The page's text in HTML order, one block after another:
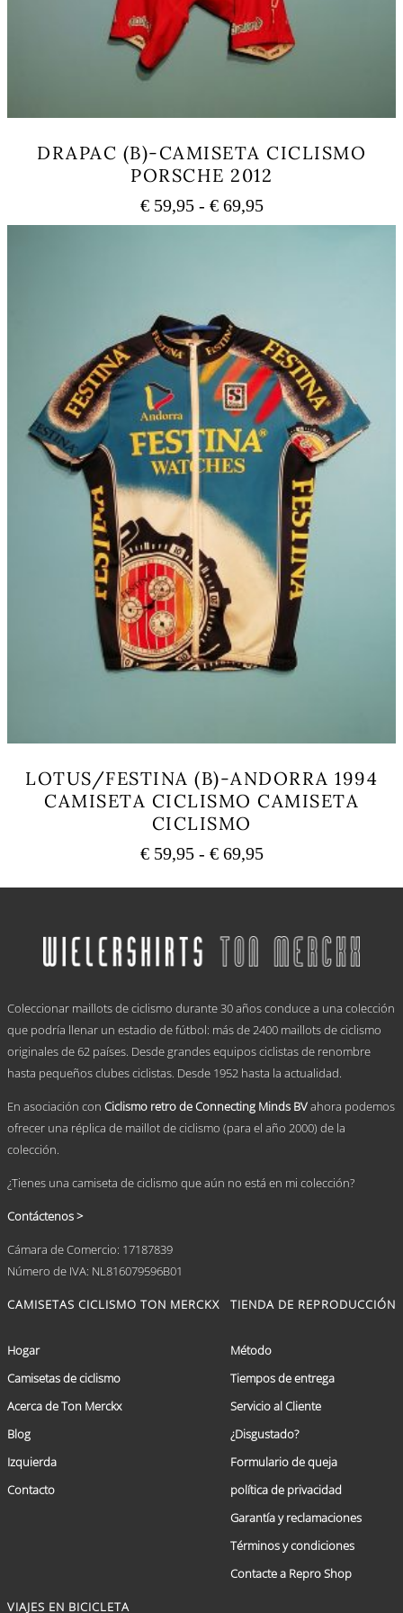
DRAPAC (B)-CAMISETA CICLISMO
PORSCHE 2012
€59,95 - €69,95Rango
de
Las
opciones
se
pueden
elegir
en
página
de
producto
LOTUS/FESTINA (B)-ANDORRA 1994
CAMISETA CICLISMO CAMISETA
CICLISMO
€59,95 - €69,95Rango
precios:
€ 59,95
hasta
variantes.
Las
pueden
elegir
la
página
producto
Coleccionar maillots de ciclismo durante 30 años conduce a una colección
que podría llenar un estadio de fútbol: más de 2400 maillots de ciclismo
originales de 62 países. Desde grandes equipos ciclistas de renombre
hasta pequeños clubes ciclistas. Desde 1952 hasta la actualidad.
En asociación con Ciclismo retro de Connecting Minds BVahora podemos
ofrecer una réplica de maillot de ciclismo (para el año 2000) de la
colección.
¿Tienes una camiseta de ciclismo que aún no está en mi colección?
Contáctenos >
Cámara de Comercio: 17187839
Número de IVA: NL816079596B01
CAMISETAS CICLISMO TON MERCKX
Hogar
Camisetas de ciclismo
Acerca de Ton Merckx
Blog
Izquierda
Contacto
TIENDA DE REPRODUCCIÓN
Método
Tiempos de entrega
Servicio al Cliente
¿Disgustado?
Formulario de queja
política de privacidad
Garantía y reclamaciones
Términos y condiciones
Contacte a Repro Shop
VIAJES EN BICICLETA